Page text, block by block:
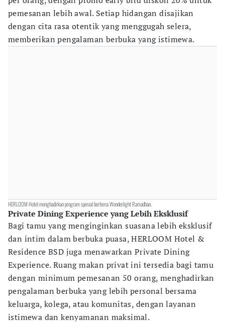
pemesanan lebih awal. Setiap hidangan disajikan
dengan cita rasa otentik yang menggugah selera,
memberikan pengalaman berbuka yang istimewa.
HERLOOM Hotel menghadirkan program spesial bertema Wonderlight Ramadhan.
Private Dining Experience yang Lebih Eksklusif
Bagi tamu yang menginginkan suasana lebih eksklusif
dan intim dalam berbuka puasa, HERLOOM Hotel &
Residence BSD juga menawarkan Private Dining
Experience. Ruang makan privat ini tersedia bagi tamu
dengan minimum pemesanan 50 orang, menghadirkan
pengalaman berbuka yang lebih personal bersama
keluarga, kolega, atau komunitas, dengan layanan
istimewa dan kenyamanan maksimal.